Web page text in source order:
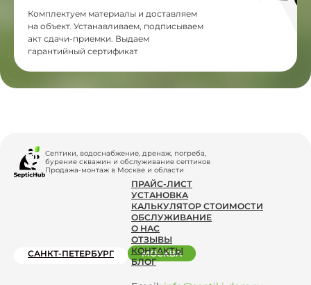
Комплектуем материалы и доставляем
на объект. Устанавливаем, подписываем
акт сдачи-приемки. Выдаем
гарантийный сертификат
Септики, водоснабжение, дренаж, погреба,
бурение скважин и обслуживание септиков
Продажа-монтаж в Москве и области
ПРАЙС-ЛИСТ
УСТАНОВКА
КАЛЬКУЛЯТОР СТОИМОСТИ
ОБСЛУЖИВАНИЕ
О НАС
ОТЗЫВЫ
КОНТАКТЫ
БЛОГ
САНКТ-ПЕТЕРБУРГ МОСКВА